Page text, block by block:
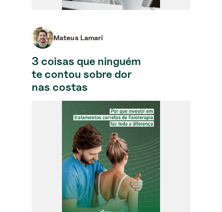
Mateus Lamari
3 coisas que ninguém
te contou sobre dor
nas costas